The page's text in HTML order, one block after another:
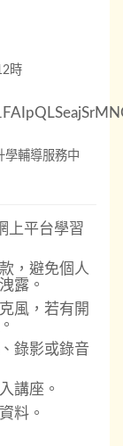
時
學輔導服務中
上平台學習
，避免個人
露。
風，若有開
錄影或錄音
講座。
料。